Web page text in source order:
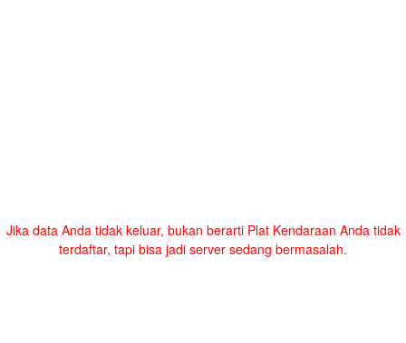
Jika data Anda tidak keluar, bukan berarti Plat Kendaraan Anda tidak
terdaftar, tapi bisa jadi server sedang bermasalah.